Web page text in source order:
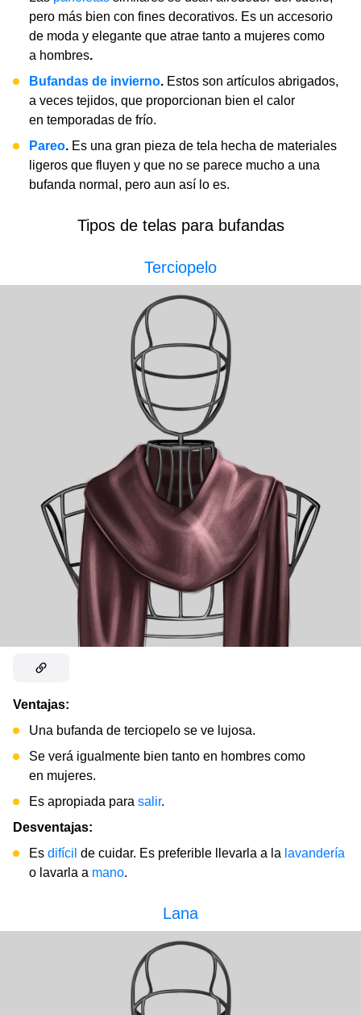
pero más bien con fines decorativos. Es un accesorio
de moda y elegante que atrae tanto a mujeres como
a hombres.
Bufandas de invierno. Estos son artículos abrigados,
a veces tejidos, que proporcionan bien el calor
en temporadas de frío.
Pareo. Es una gran pieza de tela hecha de materiales
ligeros que fluyen y que no se parece mucho a una
bufanda normal, pero aun así lo es.
Tipos de telas para bufandas
Terciopelo
Ventajas:
Una bufanda de terciopelo se ve lujosa.
Se verá igualmente bien tanto en hombres como
en mujeres.
Es apropiada para salir.
Desventajas:
Es difícil de cuidar. Es preferible llevarla a la lavandería
o lavarla a mano.
Lana